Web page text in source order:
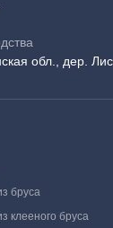
обл., дер.
бруса
клееного бруса